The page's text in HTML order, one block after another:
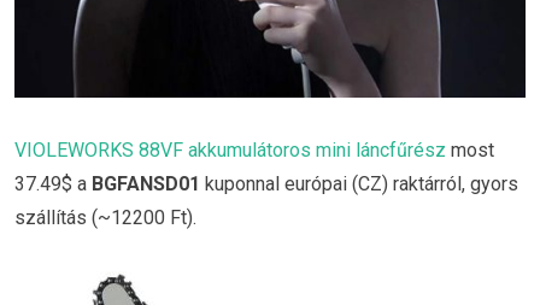
VIOLEWORKS 88VF akkumulátoros mini láncfűrész most
37.49$ a BGFANSD01 kuponnal európai (CZ) raktárról, gyors
szállítás (~12200 Ft).